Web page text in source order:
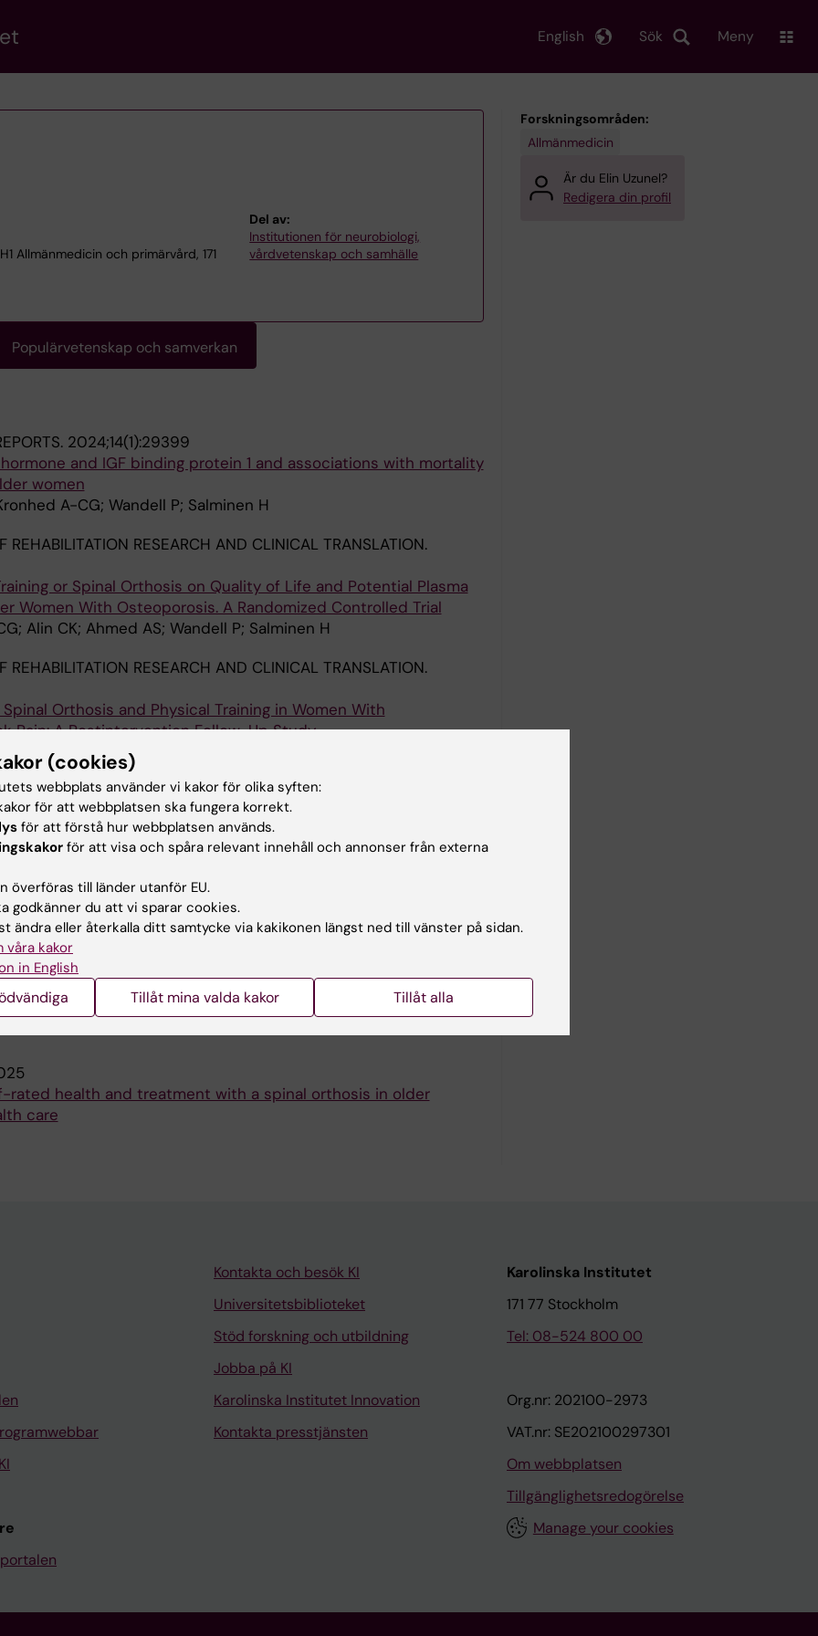
Sök
English Meny
Allmänmedicin och primärvård, 171
Del av:
Institutionen för neurobiologi,
vårdvetenskap och samhälle
Populärvetenskap och samverkan
2024;14(1):29399
and IGF binding protein 1 and associations with mortality
women
A-CG; Wandell P; Salminen H
REHABILITATION RESEARCH AND CLINICAL TRANSLATION.
or Spinal Orthosis on Quality of Life and Potential Plasma
Women With Osteoporosis. A Randomized Controlled Trial
Alin CK; Ahmed AS; Wandell P; Salminen H
REHABILITATION RESEARCH AND CLINICAL TRANSLATION.
Orthosis and Physical Training in Women With
Pain: A Postintervention Follow-Up Study
A-C; Uzunel E; Salminen H
rated health and the risk of hip fracture and mortality in a
during a 10-year follow-up
P; Salminen H
OSTEOPOROSIS.2019;14(1):5
back pain and back extensor strength with a spinal orthosis in
a randomized controlled trial
A-CG; Alinaghizadeh H; Salminen H
rated health and treatment with a spinal orthosis in older
care
Forskningsområden:
Allmänmedicin
Är du Elin Uzunel?
Redigera din profil
Kontakta och besök KI
Universitetsbiblioteket
Stöd forskning och utbildning
Jobba på KI
Karolinska Institutet Innovation
Kontakta presstjänsten
Karolinska Institutet
171 77 Stockholm
Tel: 08-524 800 00
Org.nr: 202100-2973
VAT.nr: SE202100297301
Om webbplatsen
Tillgänglighetsredogörelse
Manage your cookies
(cookies)
webbplats använder vi kakor för olika syften:
för att webbplatsen ska fungera korrekt.
för att förstå hur webbplatsen används.
för att visa och spåra relevant innehåll och annonser från externa
överföras till länder utanför EU.
godkänner du att vi sparar cookies.
ändra eller återkalla ditt samtycke via kakikonen längst ned till vänster på sidan.
våra kakor
in English
Tillåt mina valda kakor Tillåt alla